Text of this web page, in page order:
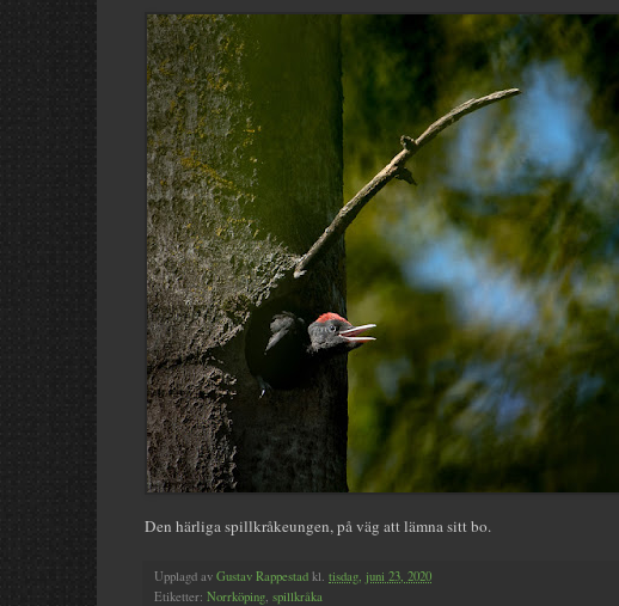
Den härliga spillkråkeungen, på väg att lämna sitt bo.
Upplagd av Gustav Rappestad kl. tisdag, juni 23, 2020
Etiketter: Norrköping, spillkråka